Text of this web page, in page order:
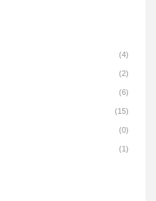
(4)
(2)
(6)
(15)
(0)
(1 )